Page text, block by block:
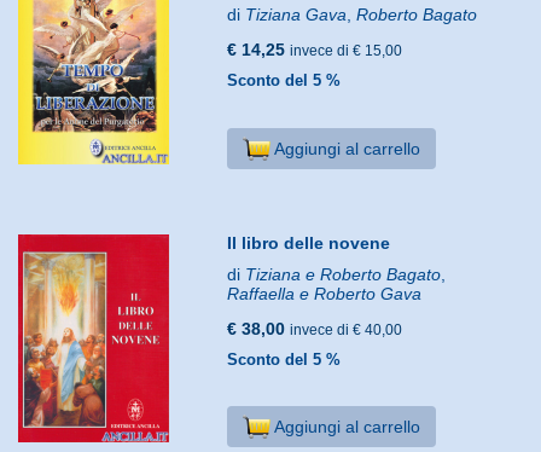
di Tiziana Gava ,Roberto Bagato
€ 14,25 invece di € 15,00
Sconto del 5 %
Aggiungi al carrello
Il libro delle novene
di Tiziana e Roberto Bagato
Raffaella e Roberto Gava
€ 38,00 invece di € 40,00
Sconto del 5 %
Aggiungi al carrello